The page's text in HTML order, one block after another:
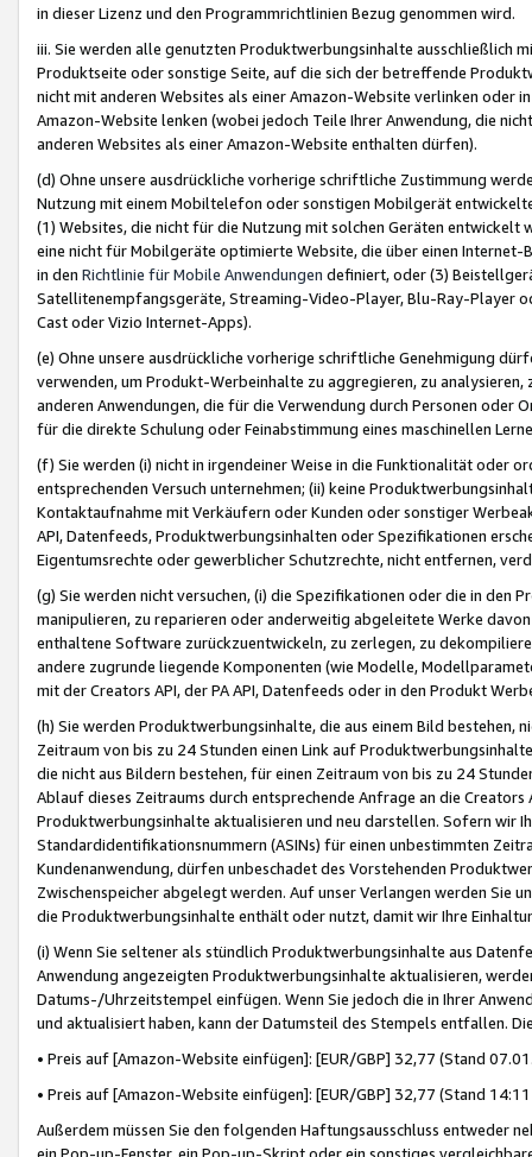
in dieser Lizenz und den Programmrichtlinien Bezug genommen wird.
iii. Sie werden alle genutzten Produktwerbungsinhalte ausschließlich
Produktseite oder sonstige Seite, auf die sich der betreffende
nicht mit anderen Websites als einer Amazon-Website verlinken oder
Amazon-Website lenken (wobei jedoch Teile Ihrer Anwendung, die
anderen Websites als einer Amazon-Website enthalten dürfen).
(d) Ohne unsere ausdrückliche vorherige schriftliche Zustimmung
Nutzung mit einem Mobiltelefon oder sonstigen Mobilgerät
(1) Websites, die nicht für die Nutzung mit solchen Geräten
eine nicht für Mobilgeräte optimierte Website, die über einen
in den Richtlinie für Mobile Anwendungen definiert, oder (3)
Satellitenempfangsgeräte, Streaming-Video-Player, Blu-Ray-Player
Cast oder Vizio Internet-Apps).
(e) Ohne unsere ausdrückliche vorherige schriftliche Genehmigung
verwenden, um Produkt-Werbeinhalte zu aggregieren, zu
anderen Anwendungen, die für die Verwendung durch Personen
für die direkte Schulung oder Feinabstimmung eines maschinellen
(f) Sie werden (i) nicht in irgendeiner Weise in die Funktionalität oder
entsprechenden Versuch unternehmen; (ii) keine
Kontaktaufnahme mit Verkäufern oder Kunden oder sonstiger
API, Datenfeeds, Produktwerbungsinhalten oder Spezifikationen
Eigentumsrechte oder gewerblicher Schutzrechte, nicht entfernen,
(g) Sie werden nicht versuchen, (i) die Spezifikationen oder die in
manipulieren, zu reparieren oder anderweitig abgeleitete Werke
enthaltene Software zurückzuentwickeln, zu zerlegen, zu
andere zugrunde liegende Komponenten (wie Modelle,
mit der Creators API, der PA API, Datenfeeds oder in den Produkt
(h) Sie werden Produktwerbungsinhalte, die aus einem Bild bestehen,
Zeitraum von bis zu 24 Stunden einen Link auf
die nicht aus Bildern bestehen, für einen Zeitraum von bis zu 24
Ablauf dieses Zeitraums durch entsprechende Anfrage an die
Produktwerbungsinhalte aktualisieren und neu darstellen. Sofern wir
Standardidentifikationsnummern (ASINs) für einen unbestimmten
Kundenanwendung, dürfen unbeschadet des Vorstehenden
Zwischenspeicher abgelegt werden. Auf unser Verlangen werden Sie
die Produktwerbungsinhalte enthält oder nutzt, damit wir Ihre
(i) Wenn Sie seltener als stündlich Produktwerbungsinhalte aus
Anwendung angezeigten Produktwerbungsinhalte aktualisieren,
Datums-/Uhrzeitstempel einfügen. Wenn Sie jedoch die in Ihrer
und aktualisiert haben, kann der Datumsteil des Stempels entfallen.
• Preis auf [Amazon-Website einfügen]: [EUR/GBP] 32,77 (Stand
• Preis auf [Amazon-Website einfügen]: [EUR/GBP] 32,77 (Stand
Außerdem müssen Sie den folgenden Haftungsausschluss entweder
ein Pop-up-Fenster, ein Pop-up-Skript oder ein sonstiges